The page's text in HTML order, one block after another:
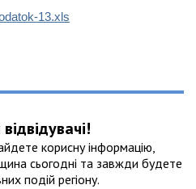
13.xls
корисну інформацію,
подій регіону.